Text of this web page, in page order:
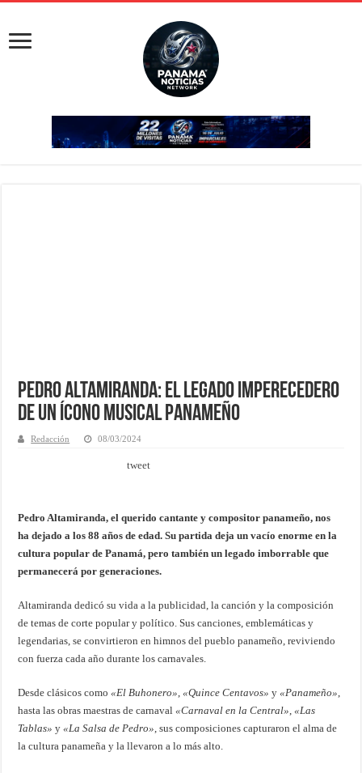
Pedro Altamiranda: El legado imperecedero
de un ícono musical panameño
Redacción 08/03/2024
tweet
Pedro Altamiranda, el querido cantante y compositor panameño, nos
ha dejado a los 88 años de edad. Su partida deja un vacío enorme en la
cultura popular de Panamá, pero también un legado imborrable que
permanecerá por generaciones.
Altamiranda dedicó su vida a la publicidad, la canción y la composición
de temas de corte popular y político. Sus canciones, emblemáticas y
legendarias, se convirtieron en himnos del pueblo panameño, reviviendo
con fuerza cada año durante los carnavales.
Desde clásicos como«El Buhonero»,«Quince Centavos» y«Panameño»,
hasta las obras maestras de carnaval«Carnaval en la Central»,«Las
Tablas» y«La Salsa de Pedro», sus composiciones capturaron el alma de
la cultura panameña y la llevaron a lo más alto.